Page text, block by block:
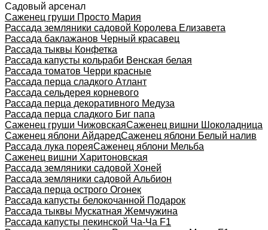
Садовый арсенал
Саженец груши Просто Мария
Рассада земляники садовой Королева Елизавета
Рассада баклажанов Черный красавец
Рассада тыквы Конфетка
Рассада капусты кольраби Венская белая
Рассада томатов Черри красные
Рассада перца сладкого Атлант
Рассада сельдерея корневого
Рассада перца декоративного Медуза
Рассада перца сладкого Биг папа
Саженец груши ЧижовскаяСаженец вишни Шоколадница
Саженец яблони АйдаредСаженец яблони Белый налив
Рассада лука пореяСаженец яблони Мельба
Саженец вишни Харитоновская
Рассада земляники садовой Хоней
Рассада земляники садовой Альбион
Рассада перца острого Огонек
Рассада капусты белокочанной Подарок
Рассада тыквы Мускатная Жемчужина
Рассада капусты пекинской Ча-Ча F1